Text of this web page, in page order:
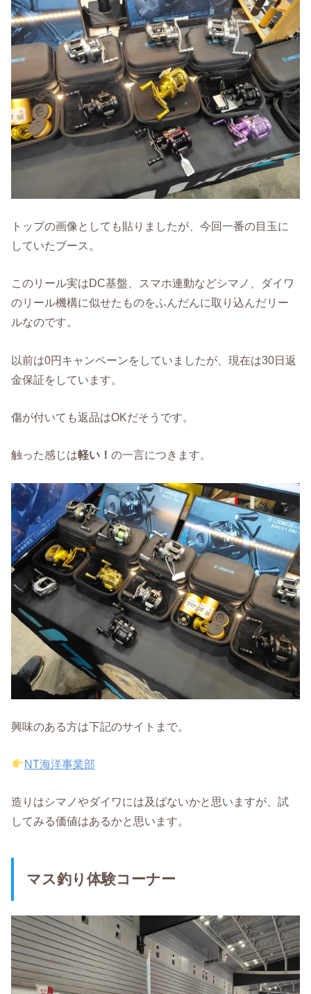
トップの画像としても貼りましたが、今回一番の目玉に
していたブース。
このリール実はDC基盤、スマホ連動などシマノ、ダイワ
のリール機構に似せたものをふんだんに取り込んだリー
ルなのです。
以前は0円キャンペーンをしていましたが、現在は30日返
金保証をしています。
傷が付いても返品はOKだそうです。
触った感じは軽い！の一言につきます。
興味のある方は下記のサイトまで。
NT海洋事業部
造りはシマノやダイワには及ばないかと思いますが、試
してみる価値はあるかと思います。
マス釣り体験コーナー